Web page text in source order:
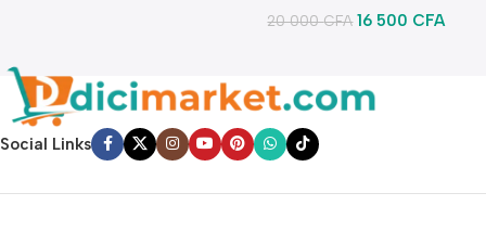
20 000CFA 16 500 CFA
Social Links